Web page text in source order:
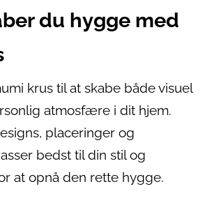
du hygge med
krus til at skabe både visuel
atmosfære i dit hjem.
placeringer og
bedst til din stil og
at opnå den rette hygge.